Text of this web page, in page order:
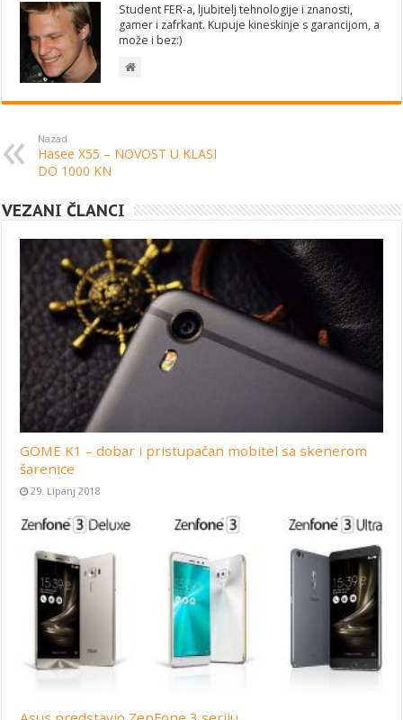
Student FER-a, ljubitelj tehnologije i znanosti,
gamer i zafrkant. Kupuje kineskinje s garancijom, a
može i bez:)
Nazad
Hasee X55 – NOVOST U KLASI
DO 1000 KN
VEZANI ČLANCI
GOME K1 – dobar i pristupačan mobitel sa skenerom
šarenice
29. Lipanj 2018